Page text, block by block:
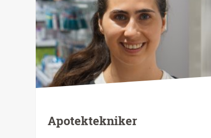
Apotektekniker